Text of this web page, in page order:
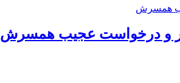
و درخواست عجیب همسرش